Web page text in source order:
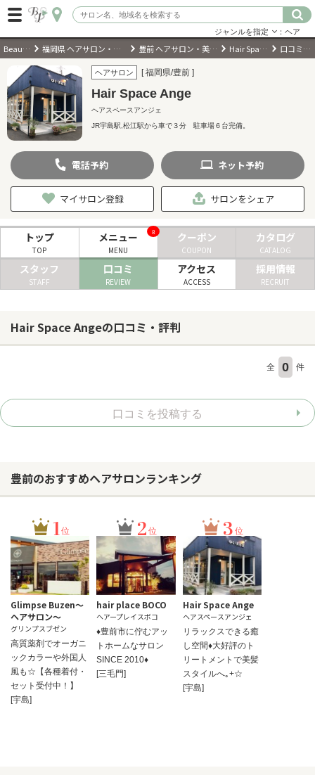
ログイン
会員登録（無料）
ジャンルを選択
キーワードで検索
近くのサロンを探す
エステサロン
美容クリニック
ヘアカタログ
ネイルカタログ
メンズカタログ
ジャンルを指定 ：ヘア
BeautyPark 福岡県 ヘアサロン・美容室・美容院 豊前 ヘアサロン・美容室・美容院 Hair Space Ange 口コミ・評判
ヘアサロン [ 福岡県/豊前 ]
Hair Space Ange
ヘアスペースアンジェ
JR宇島駅,松江駅から車で３分 駐車場６台完備。
電話予約 ネット予約
マイサロン登録 サロンをシェア
トップ
TOP
メニュー
MENU
8 クーポン
COUPON
カタログ
CATALOG
スタッフ
STAFF
口コミ
REVIEW
アクセス
ACCESS
採用情報
RECRUIT
Hair Space Angeの口コミ・評判
全 0 件
口コミを投稿する
豊前のおすすめヘアサロンランキング
1位
Glimpse Buzen～
ヘアサロン～
グリンプスブゼン
高質薬剤でオーガニ
ックカラーや外国人
風も☆【各種着付・
セット受付中！】
[宇島]
2 位
hair place BOCO
ヘアープレイスボコ
♦豊前市に佇むアッ
トホームなサロン
SINCE 2010♦
[三毛門]
3 位
Hair Space Ange
ヘアスペースアンジェ
リラックスできる癒
し空間♦大好評のト
リートメントで美髪
スタイルへ｡+☆
[宇島]